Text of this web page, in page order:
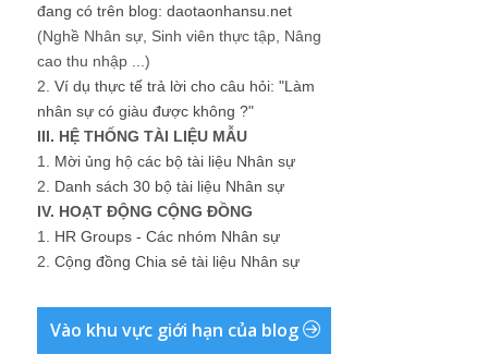
đang có trên blog: daotaonhansu.net
(Nghề Nhân sự, Sinh viên thực tập, Nâng
cao thu nhập ...)
2. Ví dụ thực tế trả lời cho câu hỏi: "Làm
nhân sự có giàu được không ?"
III. HỆ THỐNG TÀI LIỆU MẪU
1. Mời ủng hộ các bộ tài liệu Nhân sự
2. Danh sách 30 bộ tài liệu Nhân sự
IV. HOẠT ĐỘNG CỘNG ĐỒNG
1. HR Groups - Các nhóm Nhân sự
2. Cộng đồng Chia sẻ tài liệu Nhân sự
Vào khu vực giới hạn của blog